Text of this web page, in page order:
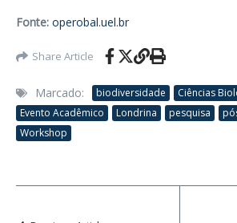
Fonte: operobal.uel.br
Share Article
Marcado: biodiversidade
Ciências
Evento Acadêmico
Londrina pesquisa
Workshop